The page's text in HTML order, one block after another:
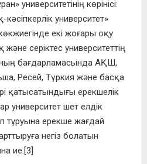
университетінің көрінісі:
университет»
екі жоғары оқу
серіктес университеттің
бағдарламасында АҚШ,
Ресей, Түркия және басқа
қатысатындығы ерекшелік
университет шет елдік
тұруына ерекше жағдай
негіз болатын
ие.[3]